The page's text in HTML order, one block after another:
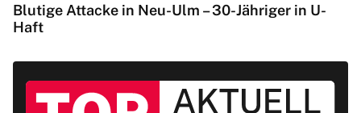
Blutige Attacke in Neu-Ulm – 30-Jähriger in U-
Haft